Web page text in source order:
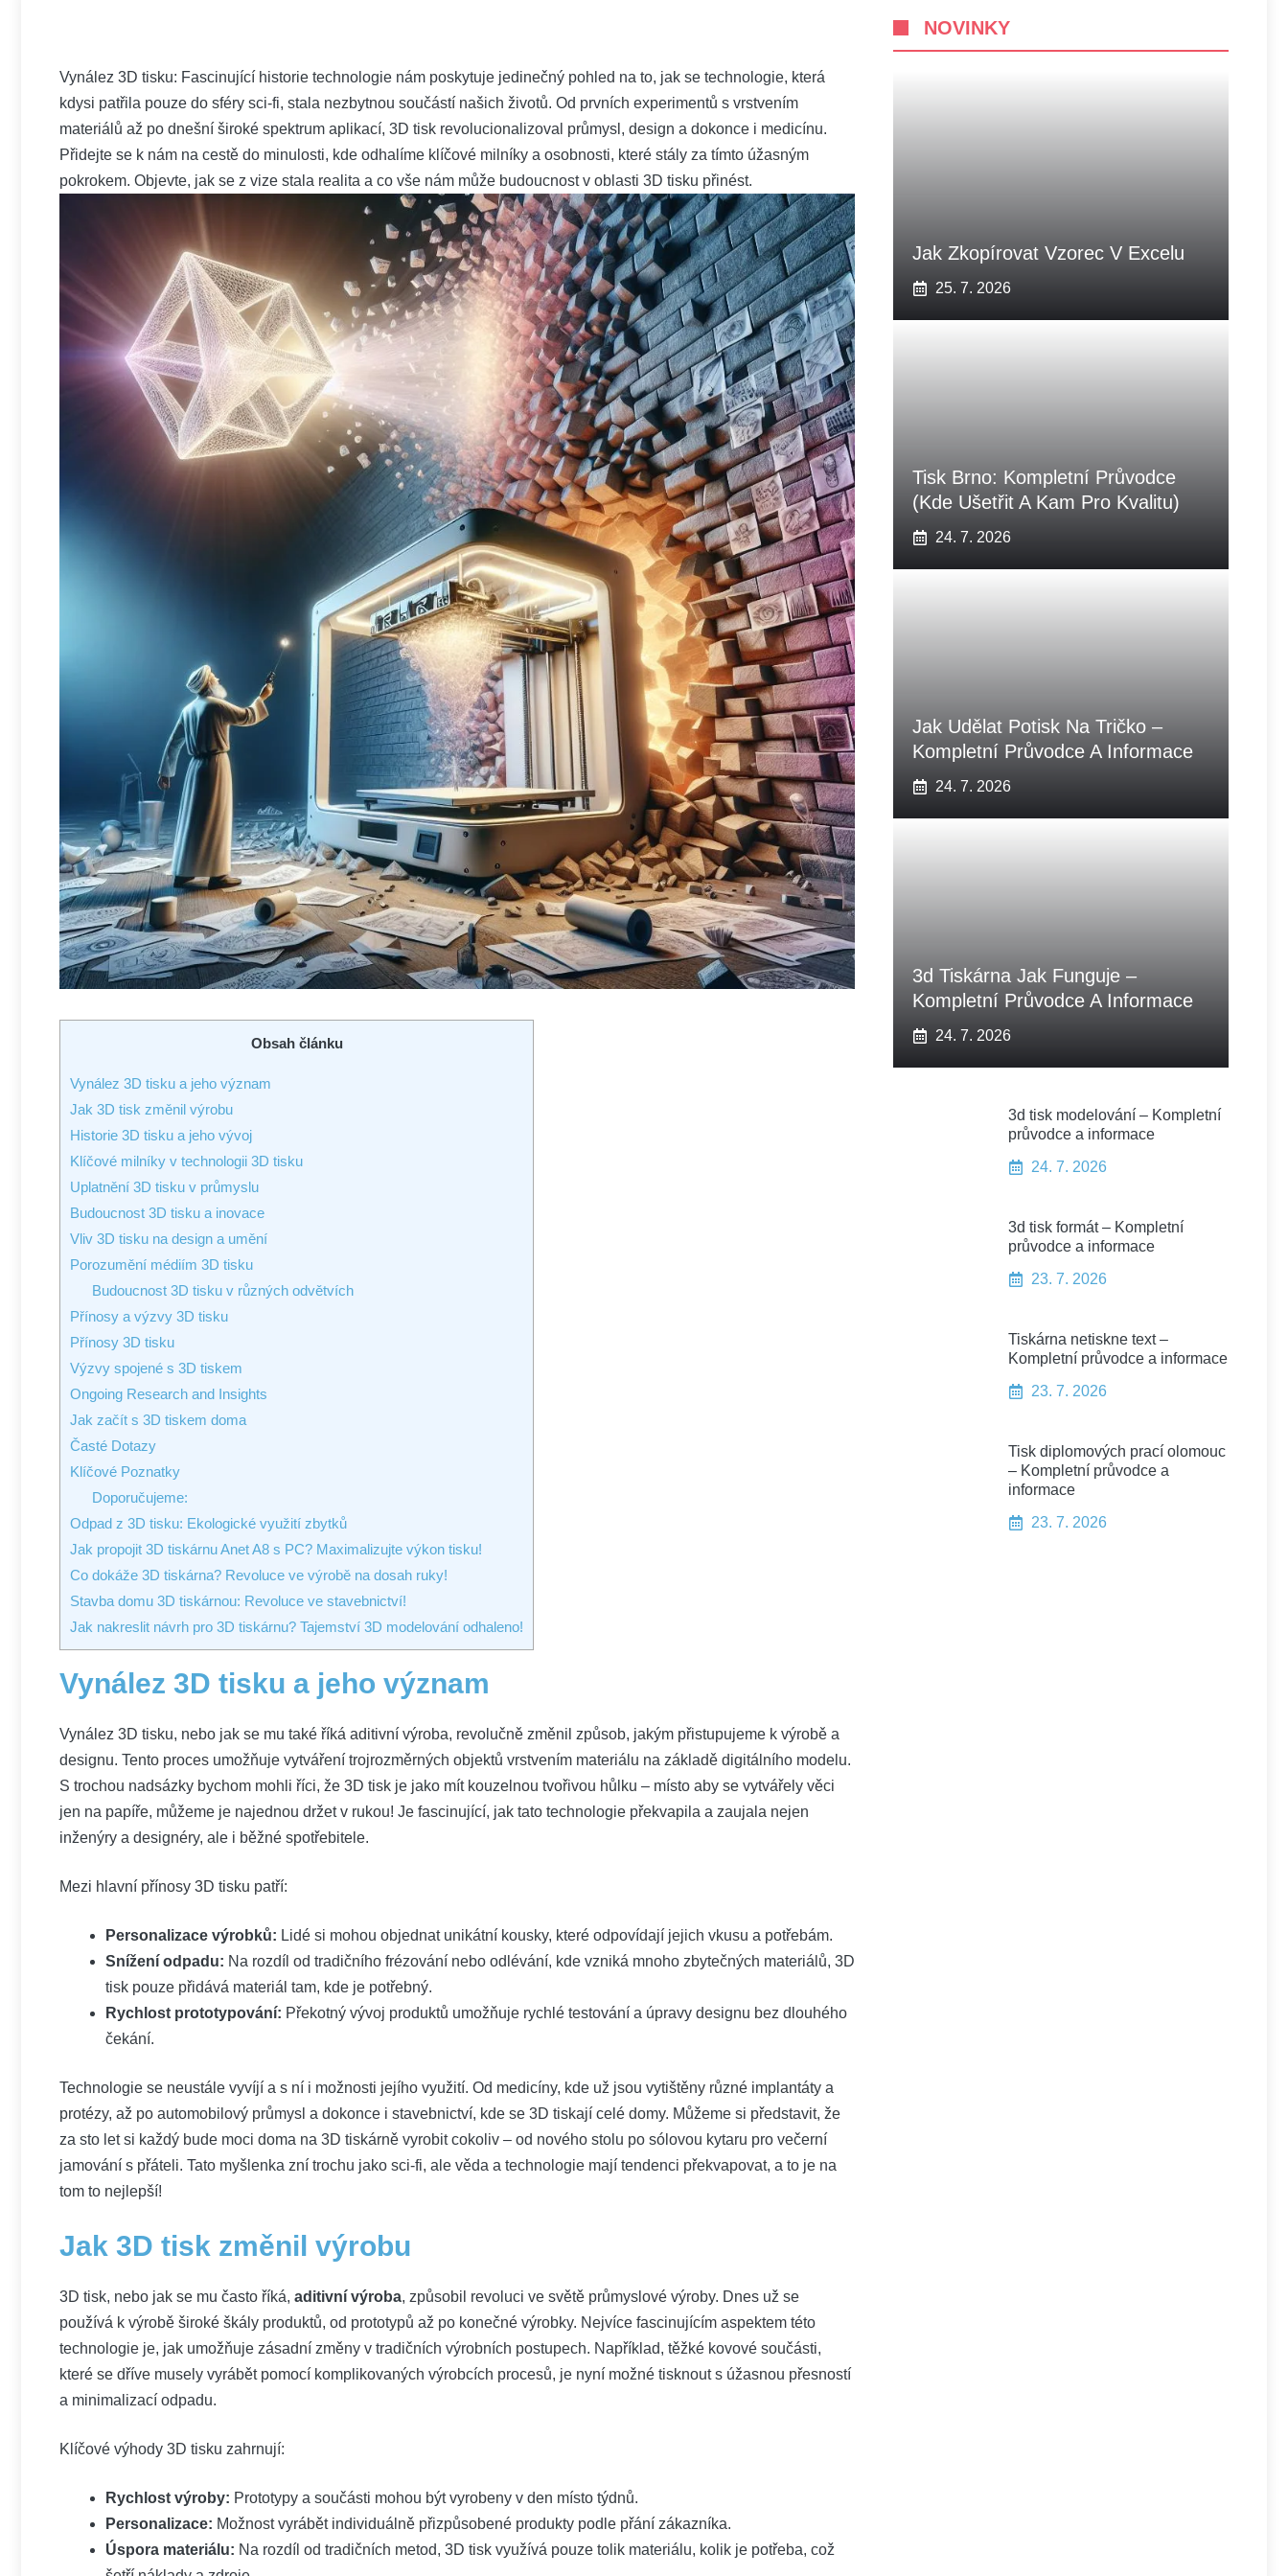
Vynález 3D tisku: Fascinující historie technologie nám poskytuje jedinečný pohled na to, jak se technologie, která
kdysi patřila pouze do sféry sci-fi, stala nezbytnou součástí našich životů. Od prvních experimentů s vrstvením
materiálů až po dnešní široké spektrum aplikací, 3D tisk revolucionalizoval průmysl, design a dokonce i medicínu.
Přidejte se k nám na cestě do minulosti, kde odhalíme klíčové milníky a osobnosti, které stály za tímto úžasným
pokrokem. Objevte, jak se z vize stala realita a co vše nám může budoucnost v oblasti 3D tisku přinést.
Obsah článku
Vynález 3D tisku a jeho význam
Jak 3D tisk změnil výrobu
Historie 3D tisku a jeho vývoj
Klíčové milníky v technologii 3D tisku
Uplatnění 3D tisku v průmyslu
Budoucnost 3D tisku a inovace
Vliv 3D tisku na design a umění
Porozumění médiím 3D tisku
Budoucnost 3D tisku v různých odvětvích
Přínosy a výzvy 3D tisku
Přínosy 3D tisku
Výzvy spojené s 3D tiskem
Ongoing Research and Insights
Jak začít s 3D tiskem doma
Časté Dotazy
Klíčové Poznatky
Doporučujeme:
Odpad z 3D tisku: Ekologické využití zbytků
Jak propojit 3D tiskárnu Anet A8 s PC? Maximalizujte výkon tisku!
Co dokáže 3D tiskárna? Revoluce ve výrobě na dosah ruky!
Stavba domu 3D tiskárnou: Revoluce ve stavebnictví!
Jak nakreslit návrh pro 3D tiskárnu? Tajemství 3D modelování odhaleno!
Vynález 3D tisku a jeho význam
Vynález 3D tisku, nebo jak se mu také říká aditivní výroba, revolučně změnil způsob, jakým přistupujeme k výrobě a
designu. Tento proces umožňuje vytváření trojrozměrných objektů vrstvením materiálu na základě digitálního modelu.
S trochou nadsázky bychom mohli říci, že 3D tisk je jako mít kouzelnou tvořivou hůlku – místo aby se vytvářely věci
jen na papíře, můžeme je najednou držet v rukou! Je fascinující, jak tato technologie překvapila a zaujala nejen
inženýry a designéry, ale i běžné spotřebitele.
Mezi hlavní přínosy 3D tisku patří:
Personalizace výrobků: Lidé si mohou objednat unikátní kousky, které odpovídají jejich vkusu a potřebám.
Snížení odpadu: Na rozdíl od tradičního frézování nebo odlévání, kde vzniká mnoho zbytečných materiálů, 3D
tisk pouze přidává materiál tam, kde je potřebný.
Rychlost prototypování: Překotný vývoj produktů umožňuje rychlé testování a úpravy designu bez dlouhého
čekání.
Technologie se neustále vyvíjí a s ní i možnosti jejího využití. Od medicíny, kde už jsou vytištěny různé implantáty a
protézy, až po automobilový průmysl a dokonce i stavebnictví, kde se 3D tiskají celé domy. Můžeme si představit, že
za sto let si každý bude moci doma na 3D tiskárně vyrobit cokoliv – od nového stolu po sólovou kytaru pro večerní
jamování s přáteli. Tato myšlenka zní trochu jako sci-fi, ale věda a technologie mají tendenci překvapovat, a to je na
tom to nejlepší!
Jak 3D tisk změnil výrobu
3D tisk, nebo jak se mu často říká, aditivní výroba, způsobil revoluci ve světě průmyslové výroby. Dnes už se
používá k výrobě široké škály produktů, od prototypů až po konečné výrobky. Nejvíce fascinujícím aspektem této
technologie je, jak umožňuje zásadní změny v tradičních výrobních postupech. Například, těžké kovové součásti,
které se dříve musely vyrábět pomocí komplikovaných výrobcích procesů, je nyní možné tisknout s úžasnou přesností
a minimalizací odpadu.
Klíčové výhody 3D tisku zahrnují:
Rychlost výroby: Prototypy a součásti mohou být vyrobeny v den místo týdnů.
Personalizace: Možnost vyrábět individuálně přizpůsobené produkty podle přání zákazníka.
Úspora materiálu: Na rozdíl od tradičních metod, 3D tisk využívá pouze tolik materiálu, kolik je potřeba, což
NOVINKY
Jak Zkopírovat Vzorec V Excelu
25. 7. 2026
Tisk Brno: Kompletní Průvodce
(Kde Ušetřit A Kam Pro Kvalitu)
24. 7. 2026
Jak Udělat Potisk Na Tričko –
Kompletní Průvodce A Informace
24. 7. 2026
3d Tiskárna Jak Funguje –
Kompletní Průvodce A Informace
24. 7. 2026
3d tisk modelování – Kompletní
průvodce a informace
24. 7. 2026
3d tisk formát – Kompletní
průvodce a informace
23. 7. 2026
Tiskárna netiskne text –
Kompletní průvodce a informace
23. 7. 2026
Tisk diplomových prací olomouc
– Kompletní průvodce a
informace
23. 7. 2026